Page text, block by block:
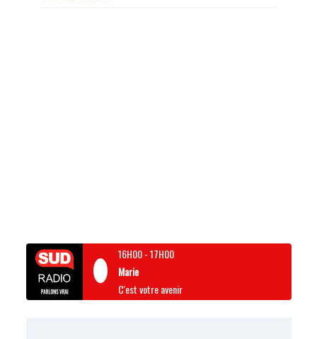
16H00-17H00
Marie
C'est votre avenir